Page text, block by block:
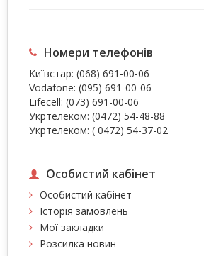
Номери телефонів
Київстар: (068) 691-00-06
Vodafone: (095) 691-00-06
Lifecell: (073) 691-00-06
Укртелеком: (0472) 54-48-88
Укртелеком: ( 0472) 54-37-02
Особистий кабінет
Особистий кабінет
Історія замовлень
Мої закладки
Розсилка новин